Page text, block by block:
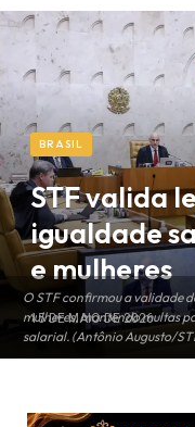
O STF confirmou a validade
mulheres, mantendo multas
salarial. (Antônio Augusto/
BRASIL
STF valida
igualdade
e mulheres
15 DE MAIO DE 2026